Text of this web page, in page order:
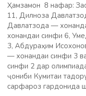
Ҳамзамон 8 нафар:
11, Дилноза
Давлатзода —
хонандаи синфи 6,
3, Абдураҳим
— хонандаи синфи 3
синфи 2 дар
ҷониби Кумитаи
сарфароз гардонида